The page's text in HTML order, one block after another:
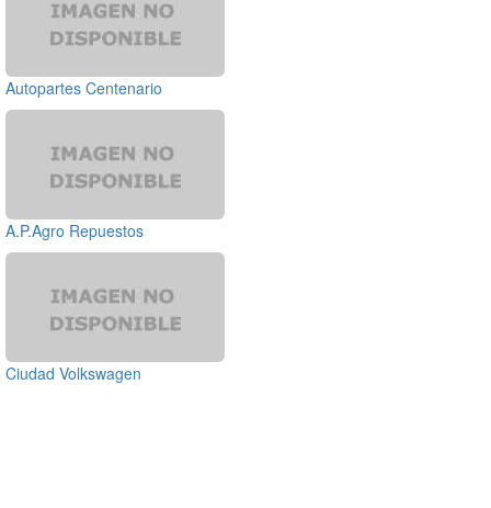
Autopartes Centenario
A.P.Agro Repuestos
Ciudad Volkswagen